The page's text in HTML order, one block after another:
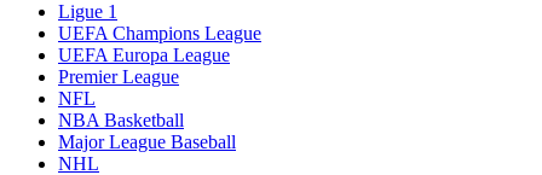
Ligue 1
UEFA Champions League
UEFA Europa League
Premier League
NFL
NBA Basketball
Major League Baseball
NHL